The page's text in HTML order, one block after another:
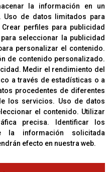
la información en un
. Uso de datos limitados para
Crear perfiles para publicidad
seleccionar la publicidad
personalizar el contenido.
de contenido personalizado.
. Medir el rendimiento del
a través de estadísticas o a
procedentes de diferentes
los servicios. Uso de datos
el contenido. Utilizar
precisa.
Identificar los
la información solicitada
efecto en nuestra web.